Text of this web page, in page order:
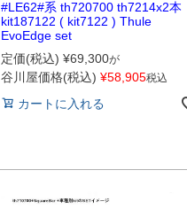
#LE62#系 th720700 th7214x2本
kit187122 ( kit7122 ) Thule
EvoEdge set
定価(税込) ¥69,300が
谷川屋価格(税込) ¥58,905税込
カートに入れる